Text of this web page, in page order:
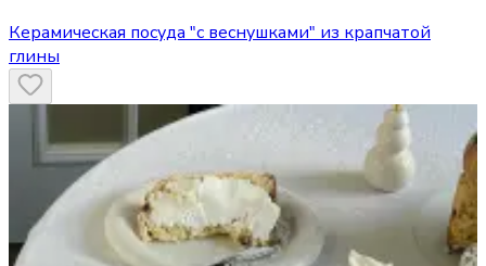
Керамическая посуда "с веснушками" из крапчатой
глины